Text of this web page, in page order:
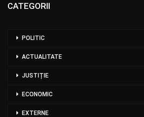
CATEGORII
POLITIC
ACTUALITATE
JUSTIȚIE
ECONOMIC
EXTERNE